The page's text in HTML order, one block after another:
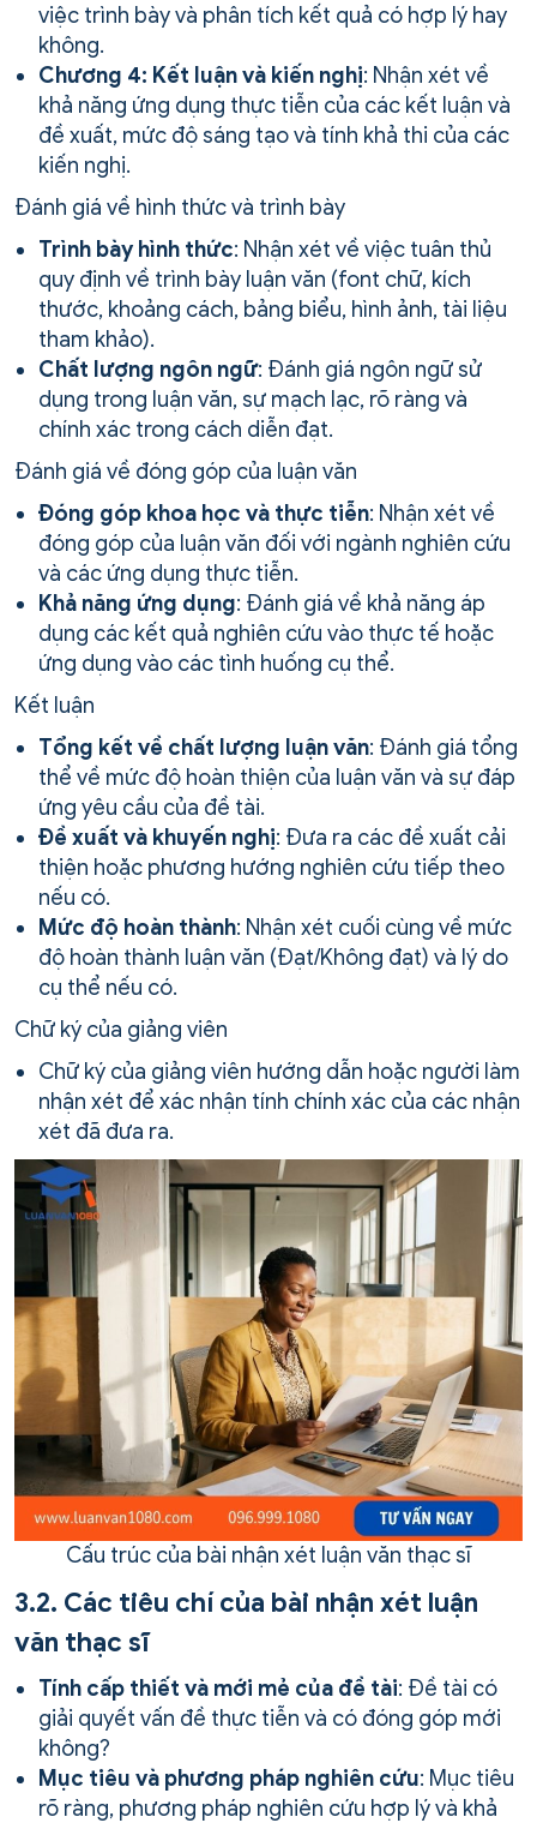
việc trình bày và phân tích kết quả có hợp lý hay
không.
Chương 4: Kết luận và kiến nghị: Nhận xét về
khả năng ứng dụng thực tiễn của các kết luận và
đề xuất, mức độ sáng tạo và tính khả thi của các
kiến nghị.
Đánh giá về hình thức và trình bày
Trình bày hình thức: Nhận xét về việc tuân thủ
quy định về trình bày luận văn (font chữ, kích
thước, khoảng cách, bảng biểu, hình ảnh, tài liệu
tham khảo).
Chất lượng ngôn ngữ: Đánh giá ngôn ngữ sử
dụng trong luận văn, sự mạch lạc, rõ ràng và
chính xác trong cách diễn đạt.
Đánh giá về đóng góp của luận văn
Đóng góp khoa học và thực tiễn: Nhận xét về
đóng góp của luận văn đối với ngành nghiên cứu
và các ứng dụng thực tiễn.
Khả năng ứng dụng: Đánh giá về khả năng áp
dụng các kết quả nghiên cứu vào thực tế hoặc
ứng dụng vào các tình huống cụ thể.
Kết luận
Tổng kết về chất lượng luận văn: Đánh giá tổng
thể về mức độ hoàn thiện của luận văn và sự đáp
ứng yêu cầu của đề tài.
Đề xuất và khuyến nghị: Đưa ra các đề xuất cải
thiện hoặc phương hướng nghiên cứu tiếp theo
nếu có.
Mức độ hoàn thành: Nhận xét cuối cùng về mức
độ hoàn thành luận văn (Đạt/Không đạt) và lý do
cụ thể nếu có.
Chữ ký của giảng viên
Chữ ký của giảng viên hướng dẫn hoặc người làm
nhận xét để xác nhận tính chính xác của các nhận
xét đã đưa ra.
Cấu trúc của bài nhận xét luận văn thạc sĩ
3.2. Các tiêu chí của bài nhận xét luận
văn thạc sĩ
Tính cấp thiết và mới mẻ của đề tài: Đề tài có
giải quyết vấn đề thực tiễn và có đóng góp mới
không?
Mục tiêu và phương pháp nghiên cứu: Mục tiêu
rõ ràng, phương pháp nghiên cứu hợp lý và khả